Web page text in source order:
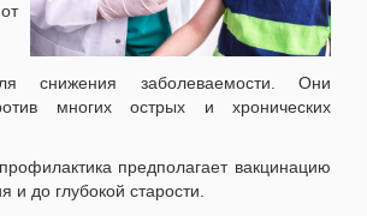
снижения заболеваемости. Они
многих острых и хронических
предполагает вакцинацию
и до глубокой старости.